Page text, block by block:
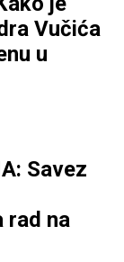
Vučića
u
Savez
rad na